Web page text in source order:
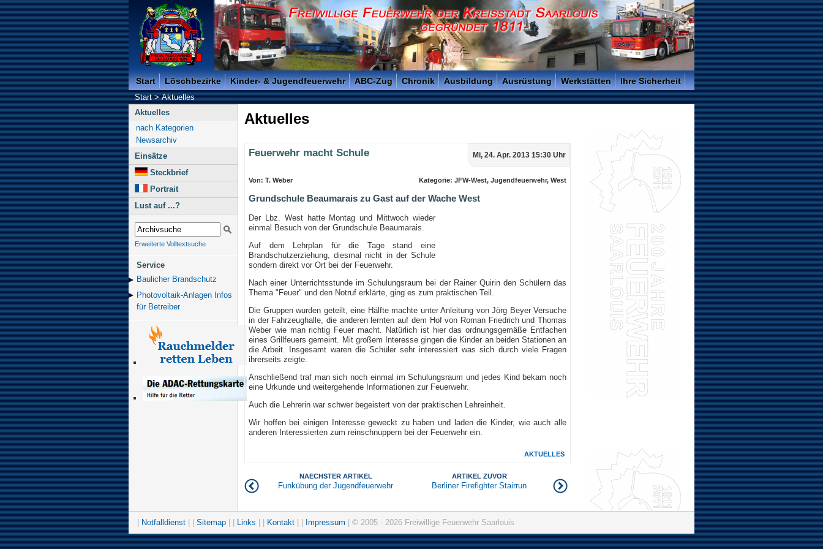
Freiwillige Feuerwehr der Kreisstadt Saarlouis - Gegründet 1811 -
Start Löschbezirke Kinder- & Jugendfeuerwehr ABC-Zug Chronik Ausbildung Ausrüstung Werkstätten Ihre Sicherheit
Start>Aktuelles
Aktuelles
nach Kategorien
Newsarchiv
Einsätze
Steckbrief
Portrait
Lust auf ...?
Erweiterte Volltextsuche
Service
Baulicher Brand­schutz
Photovoltaik-Anlagen Infos
für Betreiber
Aktuelles
Mi, 24. Apr. 2013 15:30 Uhr
Feuerwehr macht Schule
Kategorie: JFW-West, Jugendfeuerwehr, West
Von: T. Weber
Grundschule Beaumarais zu Gast auf der Wache West
Der Lbz. West hatte Montag und Mittwoch wieder
einmal Besuch von der Grundschule Beaumarais.
Auf dem Lehrplan für die Tage stand eine
Brandschutzerziehung, diesmal nicht in der Schule
sondern direkt vor Ort bei der Feuerwehr.
Nach einer Unterrichtsstunde im Schulungsraum bei der Rainer Quirin den Schülern das
Thema "Feuer" und den Notruf erklärte, ging es zum praktischen Teil.
Die Gruppen wurden geteilt, eine Hälfte machte unter Anleitung von Jörg Beyer Versuche
in der Fahrzeughalle, die anderen lernten auf dem Hof von Roman Friedrich und Thomas
Weber wie man richtig Feuer macht. Natürlich ist hier das ordnungsgemäße Entfachen
eines Grillfeuers gemeint. Mit großem Interesse gingen die Kinder an beiden Stationen an
die Arbeit. Insgesamt waren die Schüler sehr interessiert was sich durch viele Fragen
ihrerseits zeigte.
Anschließend traf man sich noch einmal im Schulungsraum und jedes Kind bekam noch
eine Urkunde und weitergehende Informationen zur Feuerwehr.
Auch die Lehrerin war schwer begeistert von der praktischen Lehreinheit.
Wir hoffen bei einigen Interesse geweckt zu haben und laden die Kinder, wie auch alle
anderen Interessierten zum reinschnuppern bei der Feuerwehr ein.
AKTUELLES
ARTIKEL ZUVOR
Berliner Firefighter Stairrun
NAECHSTER ARTIKEL
Funkübung der Jugendfeuerwehr
Notfalldienst Sitemap Links Kontakt Impressum | © 2005 - 2026 Freiwillige Feuerwehr Saarlouis